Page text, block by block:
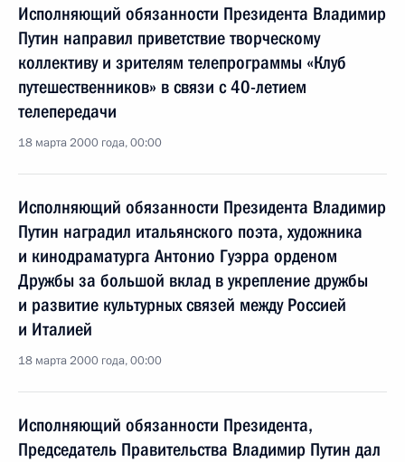
Исполняющий обязанности Президента Владимир
Путин направил приветствие творческому
коллективу и зрителям телепрограммы «Клуб
путешественников» в связи с 40-летием
телепередачи
18 марта 2000 года, 00:00
Исполняющий обязанности Президента Владимир
Путин наградил итальянского поэта, художника
и кинодраматурга Антонио Гуэрра орденом
Дружбы за большой вклад в укрепление дружбы
и развитие культурных связей между Россией
и Италией
18 марта 2000 года, 00:00
Исполняющий обязанности Президента,
Председатель Правительства Владимир Путин дал